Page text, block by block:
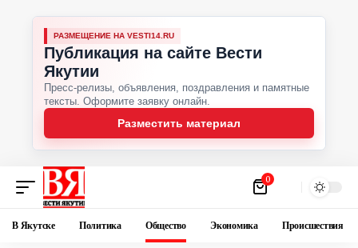
РАЗМЕЩЕНИЕ НА VESTI14.RU
Публикация на сайте Вести
Якутии
Пресс-релизы, объявления, поздравления и памятные
тексты. Оформите заявку онлайн.
Разместить материал
0
В Якутске Политика Общество Экономика Происшествия